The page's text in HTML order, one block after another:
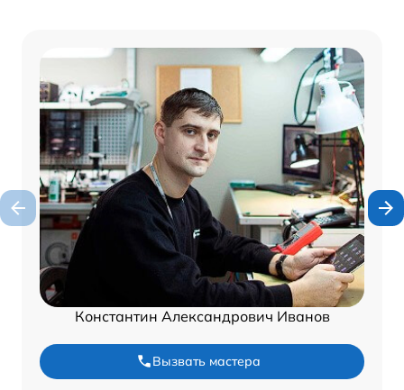
Константин Александрович Иванов
Вызвать мастера